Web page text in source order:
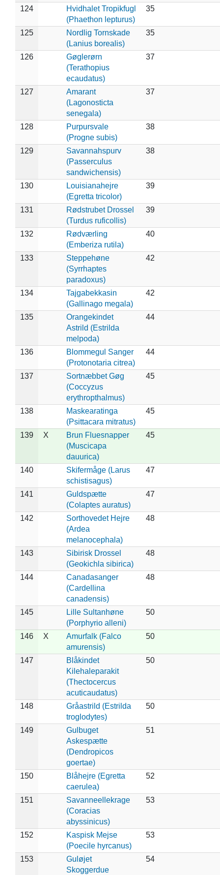
124
Hvidhalet Tropikfugl
(Phaethon lepturus)
35
125
Nordlig Tornskade
(Lanius borealis)
35
126
Gøglerørn
(Terathopius
ecaudatus)
37
127
Amarant
(Lagonosticta
senegala)
37
128
Purpursvale
(Progne subis)
38
129
Savannahspurv
(Passerculus
sandwichensis)
38
130
Louisianahejre
(Egretta tricolor)
39
131
Rødstrubet Drossel
(Turdus ruficollis)
39
132
Rødværling
(Emberiza rutila)
40
133
Steppehøne
(Syrrhaptes
paradoxus)
42
134
Tajgabekkasin
(Gallinago megala)
42
135
Orangekindet
Astrild (Estrilda
melpoda)
44
136
Blommegul Sanger
(Protonotaria citrea)
44
137
Sortnæbbet Gøg
(Coccyzus
erythropthalmus)
45
138
Maskearatinga
(Psittacara mitratus)
45
139 X
Brun Fluesnapper
(Muscicapa
dauurica)
45
140
Skifermåge (Larus
schistisagus)
47
141
Guldspætte
(Colaptes auratus)
47
142
Sorthovedet Hejre
(Ardea
melanocephala)
48
143
Sibirisk Drossel
(Geokichla sibirica)
48
144
Canadasanger
(Cardellina
canadensis)
48
145
Lille Sultanhøne
(Porphyrio alleni)
50
146 X
Amurfalk (Falco
amurensis)
50
147
Blåkindet
Kilehaleparakit
(Thectocercus
acuticaudatus)
50
148
Gråastrild (Estrilda
troglodytes)
50
149
Gulbuget
Askespætte
(Dendropicos
goertae)
51
150
Blåhejre (Egretta
caerulea)
52
151
Savanneellekrage
(Coracias
abyssinicus)
53
152
Kaspisk Mejse
(Poecile hyrcanus)
53
153
Guløjet
Skoggerdue
54